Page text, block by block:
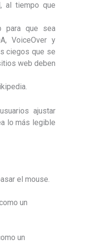
al tiempo que
para que sea
VoiceOver y
ciegos que se
web deben
ajustar
lo más legible
el mouse.
un
un